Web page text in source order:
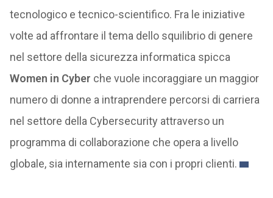
tecnologico e tecnico-scientifico. Fra le iniziative
volte ad affrontare il tema dello squilibrio di genere
nel settore della sicurezza informatica spicca
Women in Cyber che vuole incoraggiare un maggior
numero di donne a intraprendere percorsi di carriera
nel settore della Cybersecurity attraverso un
programma di collaborazione che opera a livello
globale, sia internamente sia con i propri clienti.